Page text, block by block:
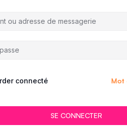
connecté Mot
SE CONNECTER